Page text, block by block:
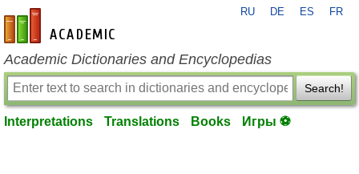
en-academic.com
RU DE ES FR
Academic Dictionaries and Encyclopedias
Search!
Interpretations Translations Books Игры ⚽